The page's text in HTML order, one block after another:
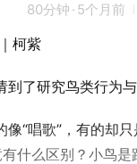
80分钟 · 5个月前
柯紫
了研究鸟类行为
“唱歌”，有的却
什么区别？小鸟